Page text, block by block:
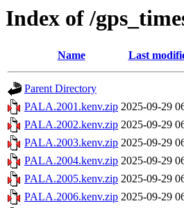
Index of /
Name Last
Parent Directory
PALA.2001.kenv.zip 2025-09-29
PALA.2002.kenv.zip 2025-09-29
PALA.2003.kenv.zip 2025-09-29
PALA.2004.kenv.zip 2025-09-29
PALA.2005.kenv.zip 2025-09-29
PALA.2006.kenv.zip 2025-09-29